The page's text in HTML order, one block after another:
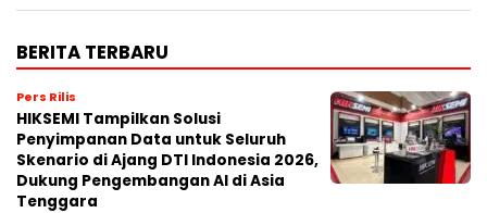
BERITA TERBARU
Pers Rilis
HIKSEMI Tampilkan Solusi
Penyimpanan Data untuk Seluruh
Skenario di Ajang DTI Indonesia 2026,
Dukung Pengembangan AI di Asia
Tenggara